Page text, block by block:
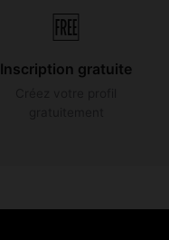
🆓
Inscription gratuite